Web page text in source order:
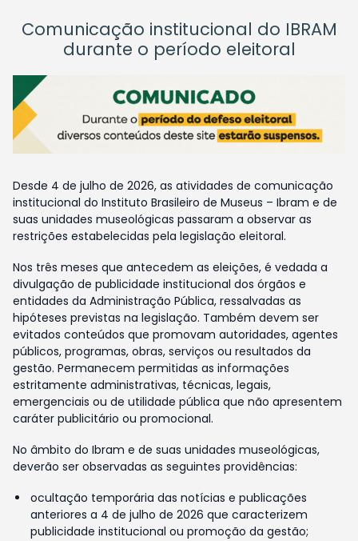
Comunicação institucional do IBRAM
durante o período eleitoral
Desde 4 de julho de 2026, as atividades de comunicação
institucional do Instituto Brasileiro de Museus – Ibram e de
suas unidades museológicas passaram a observar as
restrições estabelecidas pela legislação eleitoral.
Nos três meses que antecedem as eleições, é vedada a
divulgação de publicidade institucional dos órgãos e
entidades da Administração Pública, ressalvadas as
hipóteses previstas na legislação. Também devem ser
evitados conteúdos que promovam autoridades, agentes
públicos, programas, obras, serviços ou resultados da
gestão. Permanecem permitidas as informações
estritamente administrativas, técnicas, legais,
emergenciais ou de utilidade pública que não apresentem
caráter publicitário ou promocional.
No âmbito do Ibram e de suas unidades museológicas,
deverão ser observadas as seguintes providências:
ocultação temporária das notícias e publicações
anteriores a 4 de julho de 2026 que caracterizem
publicidade institucional ou promoção da gestão;